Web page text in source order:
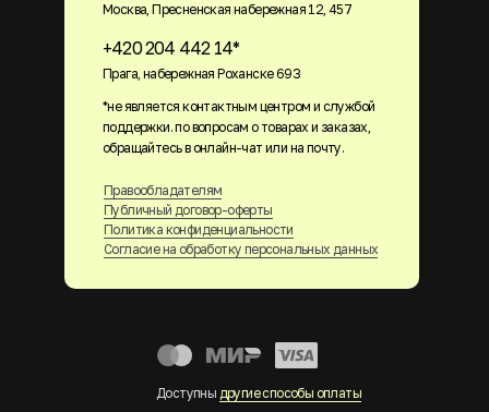
Москва, Пресненская набережная 12, 457
+420 204 442 14*
Прага, набережная Роханске 693
Правообладателям
Публичный договор-оферты
Политика конфиденциальности
Согласие на обработку персональных данных
Доступны другие способы оплаты
*не является контактным центром и службой
поддержки. по вопросам о товарах и заказах,
обращайтесь в онлайн-чат или на почту.